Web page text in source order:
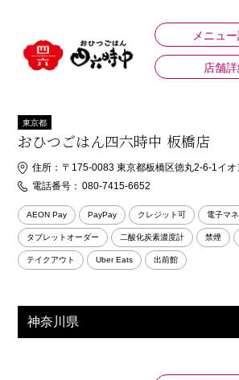
メニュ
店舗
東京都
おひつごはん四六時中 板橋店
住所： 〒175-0083 東京都板橋区徳丸2-6-1イオ
電話番号： 080-7415-6652
AEON Pay PayPay クレジット可 電子マ
タブレットオーダー 二酸化炭素濃度計 禁煙
テイクアウト Uber Eats 出前館
神奈川県